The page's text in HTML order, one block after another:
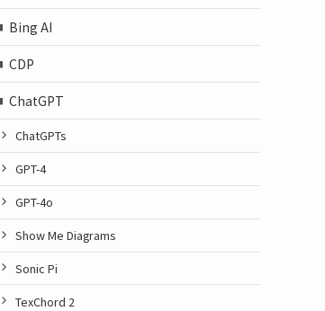
Bing AI
CDP
ChatGPT
ChatGPTs
GPT-4
GPT-4o
Show Me Diagrams
Sonic Pi
TexChord 2